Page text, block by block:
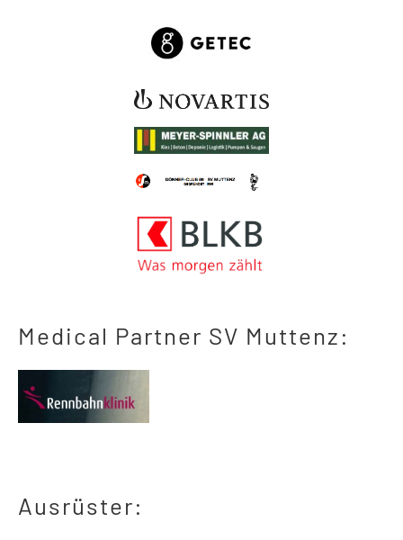
Medical Partner SV Muttenz:
Ausrüster: